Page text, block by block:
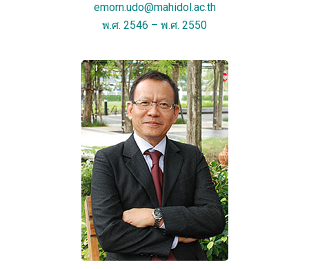
emorn.udo@mahidol.ac.th
พ.ศ. 2546 – พ.ศ. 2550